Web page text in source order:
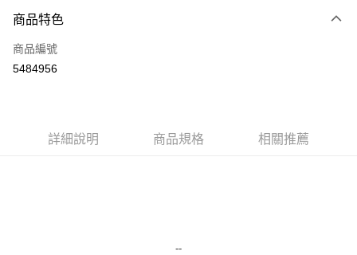
信用卡一次付款
超商取貨付款
街口支付
商品特色
商品編號
5484956
詳細說明 商品規格 相關推薦
--